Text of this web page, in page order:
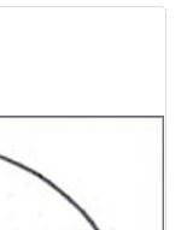
ことなんで、一
どっち?? 以前訪
は…